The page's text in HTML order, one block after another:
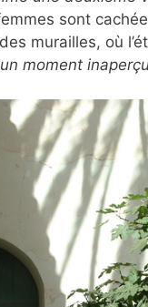
sont
murailles, où
moment